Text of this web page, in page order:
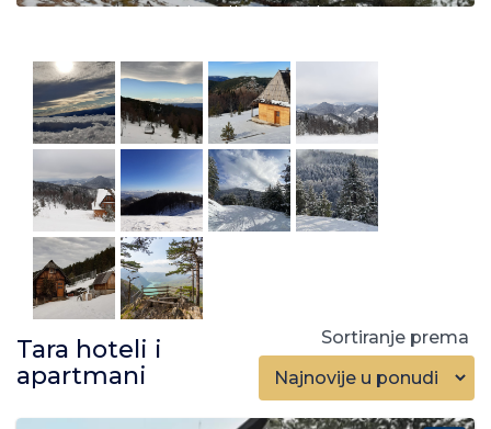
Najnovije ponude
Tara hoteli i
apartmani
Sortiranje prema